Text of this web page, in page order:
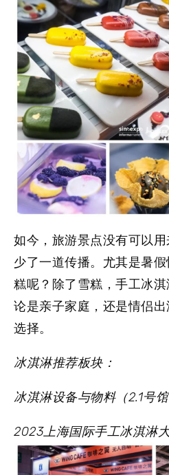
如今，旅游景点没有可以
少了一道传播。尤其是暑
糕呢？除了雪糕，手工冰淇
论是亲子家庭，还是情侣
选择。
冰淇淋推荐板块：
冰淇淋设备与物料（2.1号馆
2023上海国际手工冰淇淋